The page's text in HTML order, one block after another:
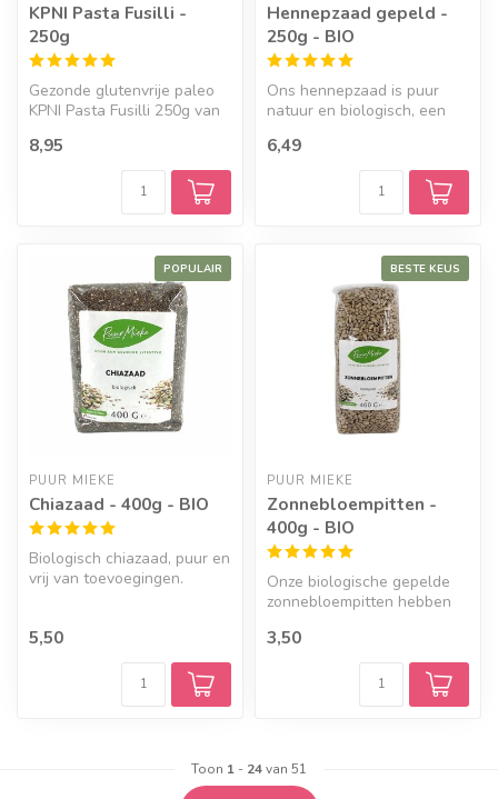
KPNI Pasta Fusilli -
250g
Gezonde glutenvrije paleo
KPNI Pasta Fusilli 250g van
8,95
Hennepzaad gepeld -
250g - BIO
Ons hennepzaad is puur
natuur en biologisch, een
6,49
POPULAIR
PUUR MIEKE
Chiazaad - 400g - BIO
Biologisch chiazaad, puur en
vrij van toevoegingen.
5,50
BESTE KEUS
PUUR MIEKE
Zonnebloempitten -
400g - BIO
Onze biologische gepelde
zonnebloempitten hebben
nootachtig...
3,50
Toon 1 - 24van 51